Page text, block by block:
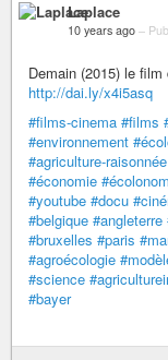
Laplace
10 years ago –
Demain (2015) le film
http://dai.ly/x4i5asq
#films-cinema #films
#environnement
#agriculture-raisonnée
#économie
#youtube #docu
#belgique #angleterre
#bruxelles #paris
#agroécologie
#science
#bayer